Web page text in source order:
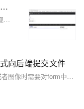
Django Blog | 10 自定义Form，美化页面并实现文章编辑功能
Django Blog | 10 自定义Form，美化页面并实现文章编辑功能
向后端提交文件
一、Form表单方式提交： form表单提交文件或者图像时需要对form中的属性进行如下设置： 1、method="post" //提交方式 post 2、enctype="multipart/form-data" //不对字符编码。